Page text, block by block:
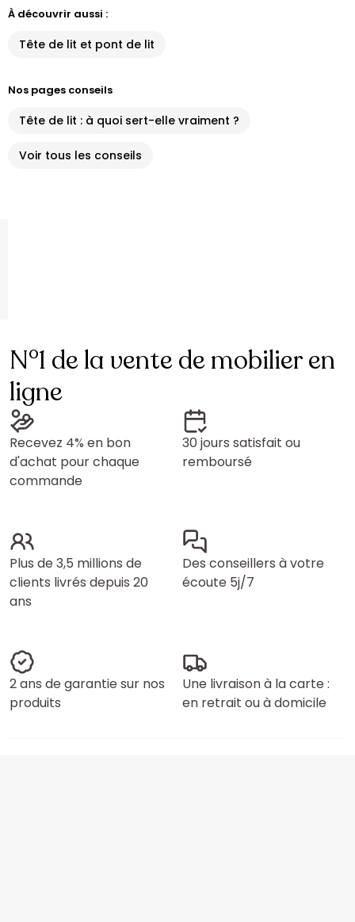
À découvrir aussi :
Tête de lit et pont de lit
Nos pages conseils
Tête de lit : à quoi sert-elle vraiment ?
Voir tous les conseils
N°1 de la vente de mobilier en
ligne
Recevez 4% en bon
d'achat pour chaque
commande
30 jours satisfait ou
remboursé
Plus de 3,5 millions de
clients livrés depuis 20
ans
Des conseillers à votre
écoute 5j/7
2 ans de garantie sur nos
produits
Une livraison à la carte :
en retrait ou à domicile